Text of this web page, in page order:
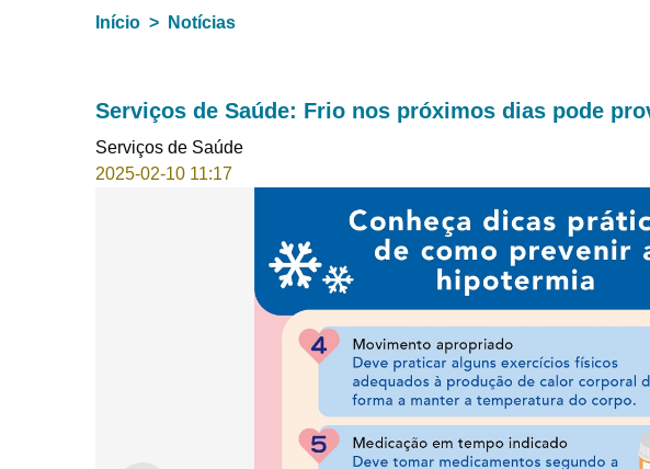
Início Notícias
Serviços de Saúde: Frio nos próximos dias pode
Serviços de Saúde
2025-02-10 11:17